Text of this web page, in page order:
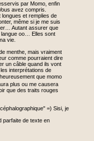
par Momo, enfin
avez compris.
et remplies de
même si je me suis
Autant assurer que
langue oo… Elles sont
vie.
menthe, mais vraiment
comme pourraient dire
un câble quand ils vont
interprétations de
que momo
plus ou me causera
que des traits rouges
=) Sisi, je
parfaite de texte en